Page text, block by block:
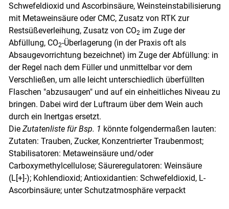
Schwefeldioxid und Ascorbinsäure, Weinsteinstabilisierung
mit Metaweinsäure oder CMC, Zusatz von RTK zur
Restsüßeverleihung, Zusatz von CO2 im Zuge der
Abfüllung, CO2-Überlagerung (in der Praxis oft als
Absaugevorrichtung bezeichnet) im Zuge der Abfüllung: in
der Regel nach dem Füller und unmittelbar vor dem
Verschließen, um alle leicht unterschiedlich überfüllten
Flaschen "abzusaugen" und auf ein einheitliches Niveau zu
bringen. Dabei wird der Luftraum über dem Wein auch
durch ein Inertgas ersetzt.
Die Zutatenliste für Bsp. 1 könnte folgendermaßen lauten:
Zutaten: Trauben, Zucker, Konzentrierter Traubenmost;
Stabilisatoren: Metaweinsäure und/oder
Carboxymethylcellulose; Säureregulatoren: Weinsäure
(L[+]-); Kohlendioxid; Antioxidantien: Schwefeldioxid, L-
Ascorbinsäure; unter Schutzatmosphäre verpackt